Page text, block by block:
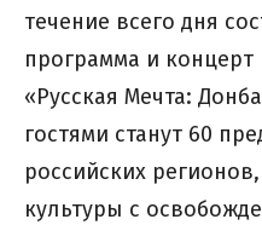
течение всего дня
программа и
«Русская Мечта:
гостями станут 60
российских
культуры с